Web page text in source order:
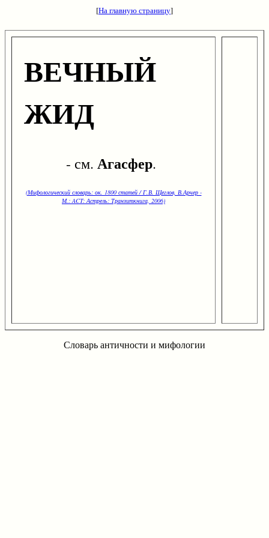
[На главную страницу]
ВЕЧНЫЙ
ЖИД
- см. Агасфер.
(Мифологический словарь: ок. 1800 статей / Г.В. Щеглов, В.Арчер -
М.: ACT: Астрель: Транзиткнига, 2006)
Словарь античности и мифологии